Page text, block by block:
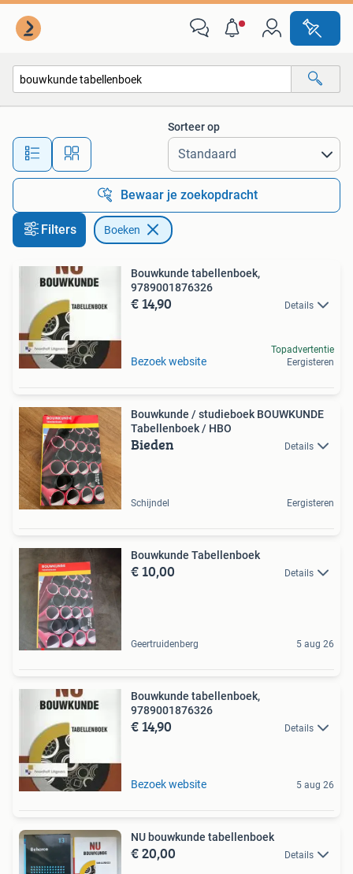
Alle afstanden…
Sorteer op
Bewaar je zoekopdracht
Filters Boeken
Bouwkunde tabellenboek,
9789001876326
€ 14,90 Details
Bezoek website
Topadvertentie
Eergisteren
Bouwkunde / studieboek BOUWKUNDE
Tabellenboek / HBO
Bieden Details
Schijndel Eergisteren
Bouwkunde Tabellenboek
€ 10,00 Details
Geertruidenberg 5 aug 26
Bouwkunde tabellenboek,
9789001876326
€ 14,90 Details
Bezoek website 5 aug 26
NU bouwkunde tabellenboek
€ 20,00 Details